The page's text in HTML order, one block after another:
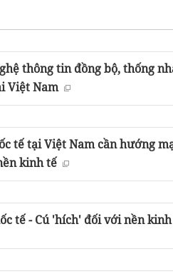
thông tin đồng bộ, thống
Việt Nam
tế tại Việt Nam cần hướng
kinh tế
tế - Cú 'hích' đối với nền